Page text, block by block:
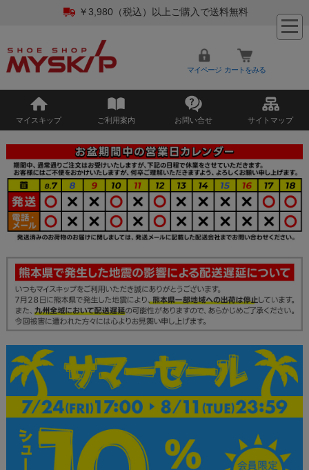
￥3,980（税込）以上ご購入で送料無料
マイページ カートをみる
マイスキップ ご利用案内 お問い合せ サイトマップ